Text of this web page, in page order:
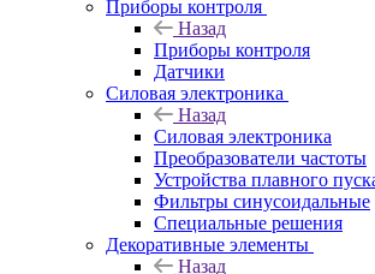
Приборы контроля
Назад
Приборы контроля
Датчики
Силовая электроника
Назад
Силовая электроника
Преобразователи частоты
Устройства плавного
Фильтры синусоидальные
Специальные решения
Декоративные элементы
Назад